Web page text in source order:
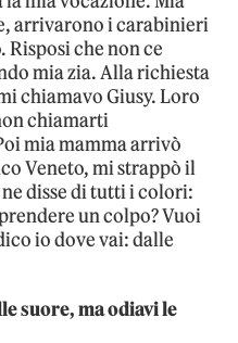
arrivarono i carabinieri
che non ce
mia zia. Alla richiesta
chiamavo Giusy. Loro
chiamarti
mia mamma arrivò
Veneto, mi strappò il
disse di tutti i colori:
un colpo? Vuoi
io dove vai: dalle
suore, ma odiavi le